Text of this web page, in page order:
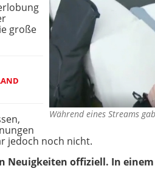
Während eines Streams
große
jedoch noch nicht.
Neuigkeiten offiziell. In